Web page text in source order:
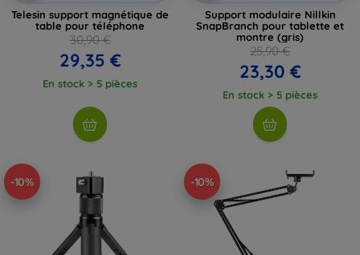
Telesin support magnétique de
table pour téléphone
30,90 €
29,35 €
En stock > 5 pièces
Support modulaire Nillkin
SnapBranch pour tablette et
montre (gris)
25,90 €
23,30 €
En stock > 5 pièces
-10% -10%